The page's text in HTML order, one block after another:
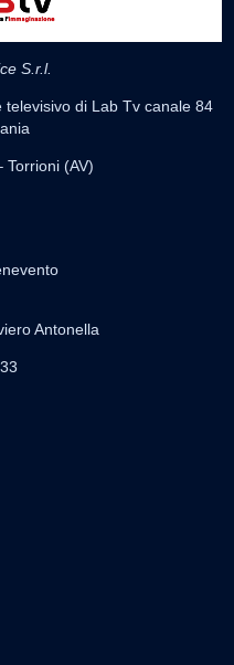
S.r.l.
televisivo di Lab Tv canale 84
Torrioni (AV)
Antonella